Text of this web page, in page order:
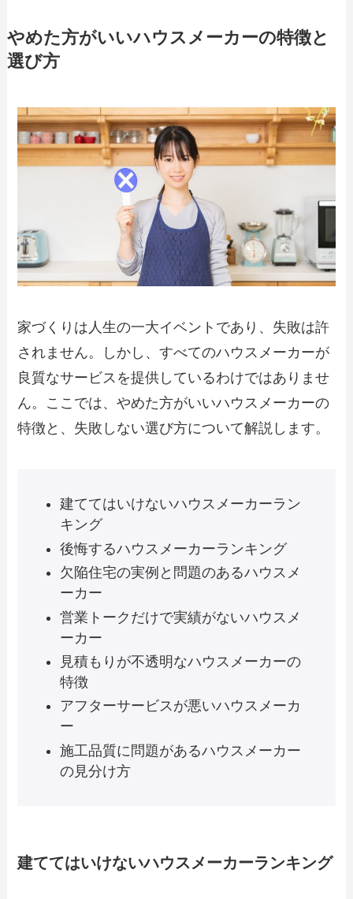
やめた方がいいハウスメーカーの特徴と
選び方
家づくりは人生の一大イベントであり、失敗は許
されません。しかし、すべてのハウスメーカーが
良質なサービスを提供しているわけではありませ
ん。ここでは、やめた方がいいハウスメーカーの
特徴と、失敗しない選び方について解説します。
建ててはいけないハウスメーカーラン
キング
後悔するハウスメーカーランキング
欠陥住宅の実例と問題のあるハウスメ
ーカー
営業トークだけで実績がないハウスメ
ーカー
見積もりが不透明なハウスメーカーの
特徴
アフターサービスが悪いハウスメーカ
ー
施工品質に問題があるハウスメーカー
の見分け方
建ててはいけないハウスメーカーランキング